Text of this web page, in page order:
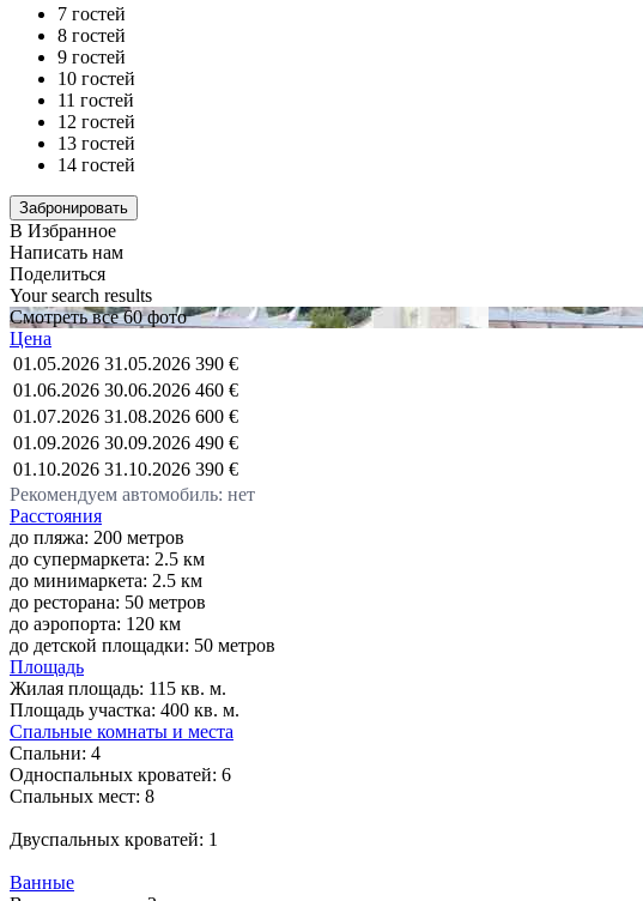
7 гостей
8 гостей
9 гостей
10 гостей
11 гостей
12 гостей
13 гостей
14 гостей
В Избранное
Написать нам
Поделиться
Your search results
Смотреть все 60 фото
Цена
01.05.2026 31.05.2026 390 €
01.06.2026 30.06.2026 460 €
01.07.2026 31.08.2026 600 €
01.09.2026 30.09.2026 490 €
01.10.2026 31.10.2026 390 €
Рекомендуем автомобиль: нет
Расстояния
до пляжа: 200 метров
до супермаркета: 2.5 км
до минимаркета: 2.5 км
до ресторана: 50 метров
до аэропорта: 120 км
до детской площадки: 50 метров
Площадь
Жилая площадь: 115 кв. м.
Площадь участка: 400 кв. м.
Спальные комнаты и места
Спальни: 4
Односпальных кроватей: 6
Спальных мест: 8
Двуспальных кроватей: 1
Ванные